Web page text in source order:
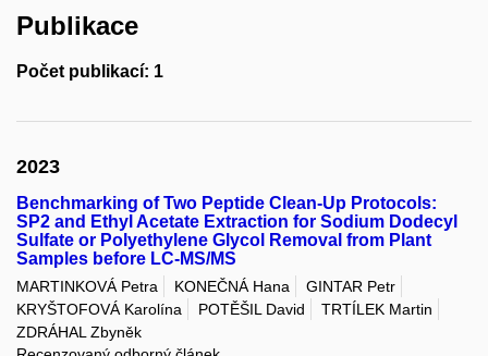
Publikace
Počet publikací: 1
2023
Benchmarking of Two Peptide Clean-Up Protocols:
SP2 and Ethyl Acetate Extraction for Sodium Dodecyl
Sulfate or Polyethylene Glycol Removal from Plant
Samples before LC-MS/MS
MARTINKOVÁ Petra KONEČNÁ Hana
GINTAR Petr
KRYŠTOFOVÁ Karolína
POTĚŠIL David
TRTÍLEK Martin
ZDRÁHAL Zbyněk